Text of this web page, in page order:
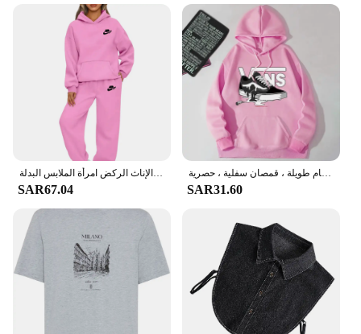
أزياء المرأة قطعتين مجموعة الشتاء الدافئة هوديس + السراويل البلوفرات بلوزات الإناث الركض امرأة الملابس البدلة
SAR67.04
كولاب سترات بغطاء رأس للرجال والنساء ، سترات كاجوال ، بلوزات برقبة مستديرة ، بلوفرات بأكمام طويلة ، قمصان سفلية ، حصرية
SAR31.60